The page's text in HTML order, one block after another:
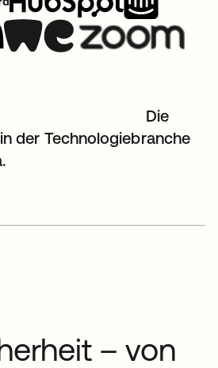
Die
der Technologiebranche
– von